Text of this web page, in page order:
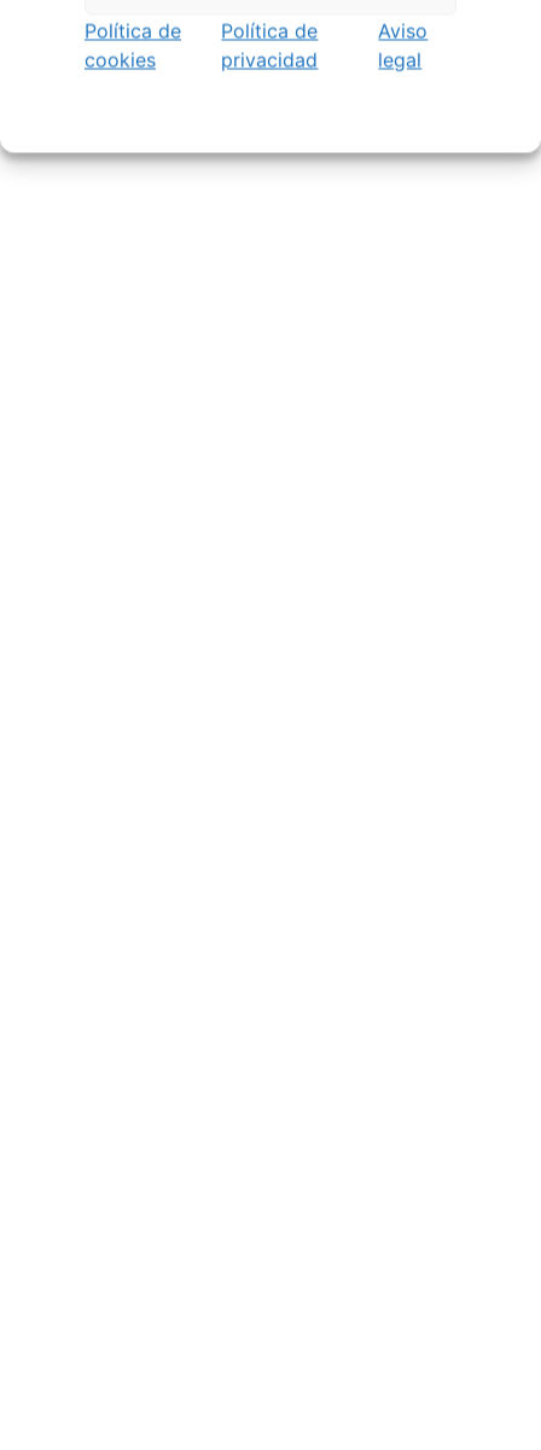
Política de
cookies
Política de
privacidad
Aviso
legal